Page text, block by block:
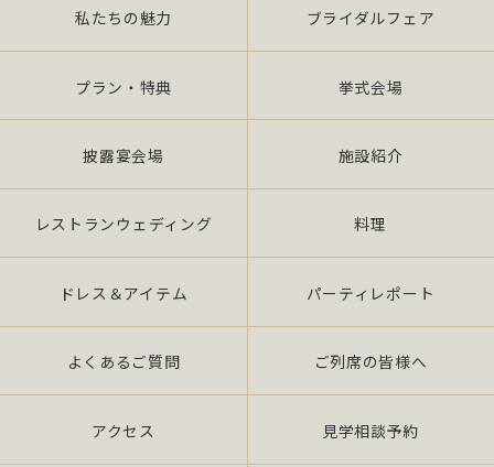
また、当社は特定された個人情報の利用目的の達成
に必要な範囲を超えた個人情報の取扱い（目的外利
用）を行いません。
人情報保護マネジメントシステムの要求事項」に準
拠したマネジメン トシステムを遵守し、厳正な管理
の下で行います。
2.個人情報の適切な取扱い
当社は、個人情報の取扱いに関し、JIS Q 15001：
2006 の要求事項、法令「個人情報保護法（平成 17
年 4 月施行）（以下、「法」 という。）」及び社団
法人全日本冠婚葬祭互助協会が定める指針、その他
の規範を遵守いたします。
私たちの魅力 ブライダルフェア
プラン・特典 挙式会場
披露宴会場 施設紹介
レストランウェディング 料理
ドレス＆アイテム パーティレポート
よくあるご質問 ご列席の皆様へ
アクセス 見学相談予約